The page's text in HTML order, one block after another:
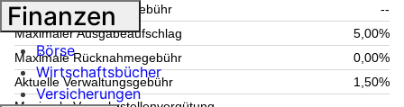
Aktuelle Rücknahmegebühr
--
Maximaler Ausgabeaufschlag
5,00%
Maximale Rücknahmegebühr
0,00%
Aktuelle Verwaltungsgebühr
1,50%
Finanzen
Börse
Wirtschaftsbücher
Versicherungen